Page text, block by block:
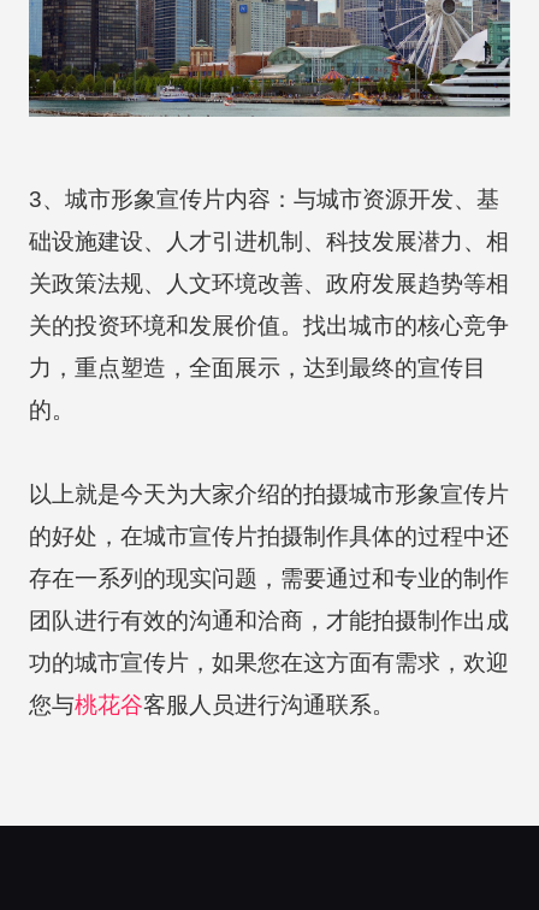
3、城市形象宣传片内容：与城市资源开发、基
础设施建设、人才引进机制、科技发展潜力、相
关政策法规、人文环境改善、政府发展趋势等相
关的投资环境和发展价值。找出城市的核心竞争
力，重点塑造，全面展示，达到最终的宣传目
的。
以上就是今天为大家介绍的拍摄城市形象宣传片
的好处，在城市宣传片拍摄制作具体的过程中还
存在一系列的现实问题，需要通过和专业的制作
团队进行有效的沟通和洽商，才能拍摄制作出成
功的城市宣传片，如果您在这方面有需求，欢迎
您与桃花谷客服人员进行沟通联系。